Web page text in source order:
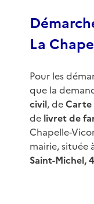
La
Pour les
que la
civil, deCarte
de livret de
Chapelle-
mairie, située
Saint-Michel,